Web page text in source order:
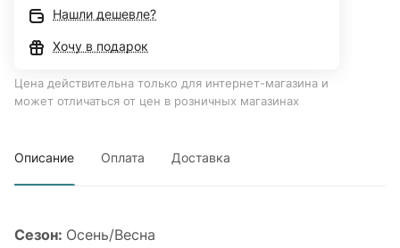
Нашли дешевле?
Хочу в подарок
Цена действительна только для интернет-магазина и
может отличаться от цен в розничных магазинах
Описание Оплата Доставка
Сезон: Осень/Весна